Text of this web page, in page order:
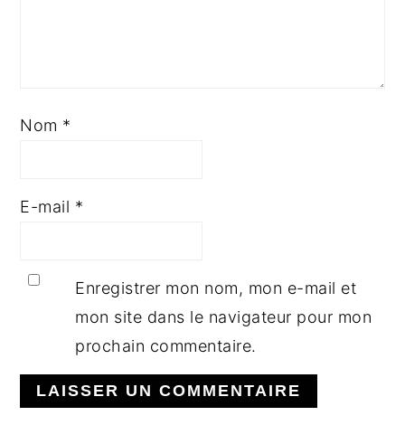
Nom *
E-mail *
Enregistrer mon nom, mon e-mail et
mon site dans le navigateur pour mon
prochain commentaire.